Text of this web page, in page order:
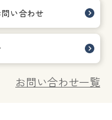
問い合わせ
お問い合わせ一覧